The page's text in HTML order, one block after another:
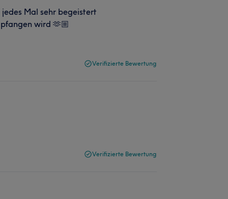
Mal sehr begeistert
wird 🫶🏼
Verifizierte Bewertung
Verifizierte Bewertung